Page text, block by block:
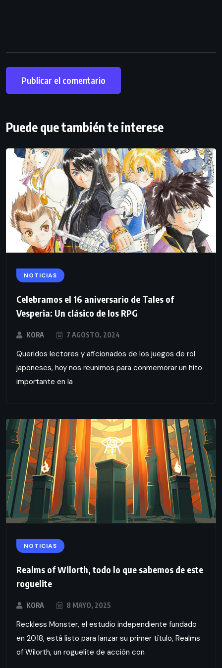
Puede que también te interese
NOTICIAS
Celebramos el 16 aniversario de Tales of
Vesperia: Un clásico de los RPG
KORA 7 AGOSTO, 2024
Queridos lectores y aficionados de los juegos de rol
japoneses, hoy nos reunimos para conmemorar un hito
importante en la
NOTICIAS
Realms of Wilorth, todo lo que sabemos de este
roguelite
KORA 8 MAYO, 2025
Reckless Monster, el estudio independiente fundado
en 2018, está listo para lanzar su primer título, Realms
of Wilorth, un roguelite de acción con